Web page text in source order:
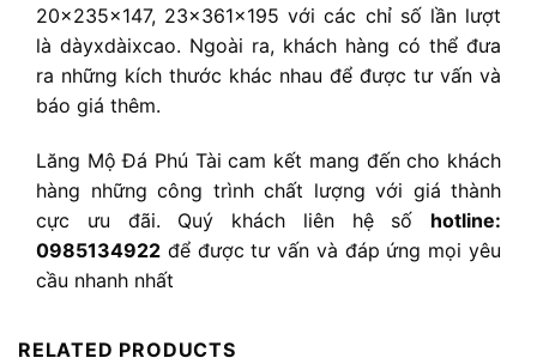
20x235x147, 23x361x195 với các chỉ số lần lượt
là dàyxdàixcao. Ngoài ra, khách hàng có thể đưa
ra những kích thước khác nhau để được tư vấn và
báo giá thêm.
Lăng Mộ Đá Phú Tài cam kết mang đến cho khách
hàng những công trình chất lượng với giá thành
cực ưu đãi. Quý khách liên hệ số hotline:
0985134922 để được tư vấn và đáp ứng mọi yêu
cầu nhanh nhất
RELATED PRODUCTS